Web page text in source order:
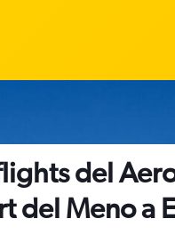
del
del Meno a